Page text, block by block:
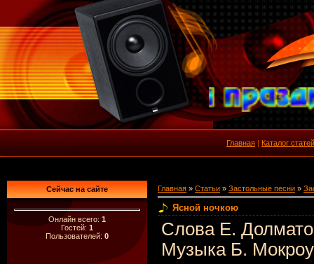
Главная | Каталог статей
Сейчас на сайте
Онлайн всего: 1
Гостей: 1
Пользователей: 0
Главная » Статьи » Застольные песни »
Ясной ночкою
Слова Е.
Музыка Б.